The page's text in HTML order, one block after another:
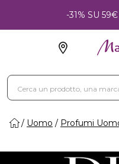
-31% SU
Uomo Profumi